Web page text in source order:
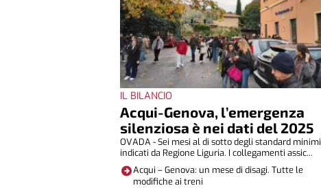
IL BILANCIO
Acqui-Genova, l’emergenza
silenziosa è nei dati del 2025
OVADA - Sei mesi al di sotto degli standard minimi
indicati da Regione Liguria. I collegamenti assic...
Acqui – Genova: un mese di disagi. Tutte le
modifiche ai treni